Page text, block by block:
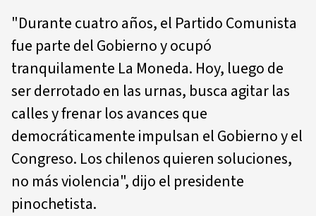
"Durante cuatro años, el Partido Comunista
fue parte del Gobierno y ocupó
tranquilamente La Moneda. Hoy, luego de
ser derrotado en las urnas, busca agitar las
calles y frenar los avances que
democráticamente impulsan el Gobierno y el
Congreso. Los chilenos quieren soluciones,
no más violencia", dijo el presidente
pinochetista.